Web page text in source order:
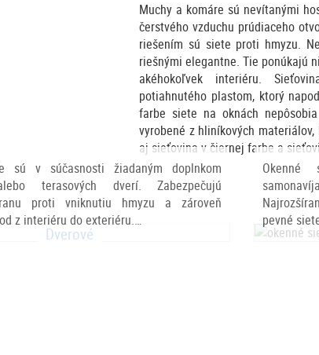
Muchy a komáre sú nevítanými
čerstvého vzduchu prúdiaceho
riešením sú siete proti hmyzu.
riešnými elegantne. Tie ponúkajú
akéhokoľvek interiéru.
potiahnutého plastom, ktorý
farbe siete na oknách
vyrobené z hliníkových
aj sieťovina v čiernej farbe a
Dverové
sú v súčasnosti žiadaným doplnkom
terasových dverí. Zabezpečujú
proti vniknutiu hmyzu a zároveň
z interiéru do exteriéru.…
pevné